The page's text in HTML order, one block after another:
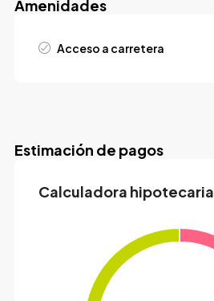
Amenidades
Acceso a carretera
Estimación de pagos
Calculadora hipotecaria